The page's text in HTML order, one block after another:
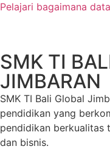
Pelajari bagaimana
SMK TI
JIMBARAN
SMK TI Bali Global
pendidikan yang
pendidikan berkualitas
dan bisnis.